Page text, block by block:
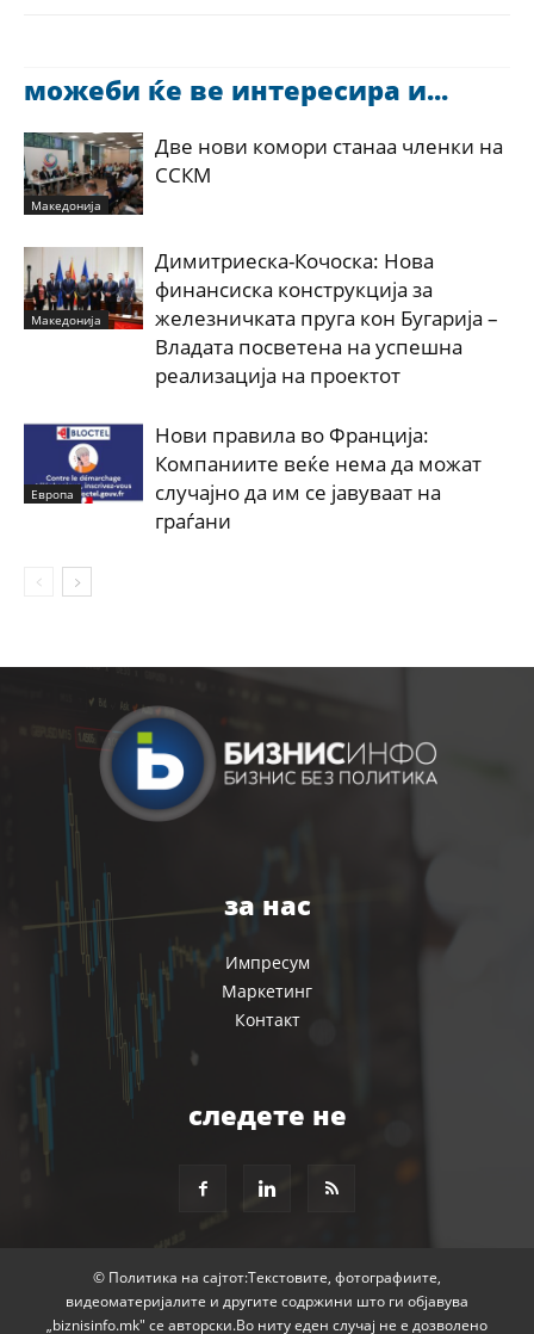
можеби ќе ве интересира и...
Македонија
Две нови комори станаа членки на
ССКМ
Македонија
Димитриеска-Кочоска: Нова
финансиска конструкција за
железничката пруга кон Бугарија –
Владата посветена на успешна
реализација на проектот
Европа
Нови правила во Франција:
Компаниите веќе нема да можат
случајно да им се јавуваат на
граѓани
за нас
Импресум
Маркетинг
Контакт
следете не
© Политика на сајтот:Текстовите, фотографиите,
видеоматеријалите и другите содржини што ги објавува
„biznisinfo.mk" се авторски.Во ниту еден случај не е дозволено